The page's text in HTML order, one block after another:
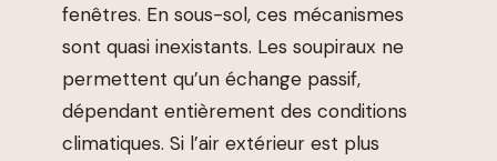
fenêtres. En sous-sol, ces mécanismes
sont quasi inexistants. Les soupiraux ne
permettent qu’un échange passif,
dépendant entièrement des conditions
climatiques. Si l’air extérieur est plus